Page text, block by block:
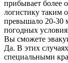
прибывает более
логистику таким
превышало 20-30
погодных
Вы сможете
Да. В этих
специальными